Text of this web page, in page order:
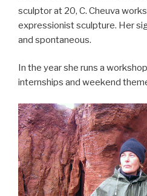
sculptor at 20, C. Cheuva
expressionist sculpture. Her
and spontaneous.
In the year she runs a
internships and weekend